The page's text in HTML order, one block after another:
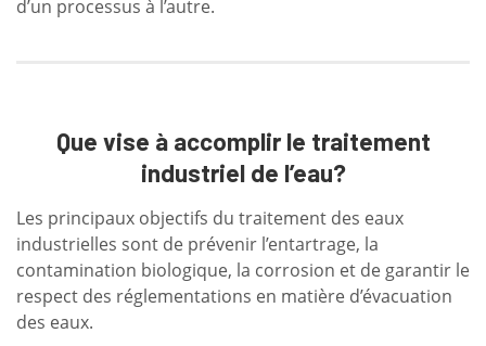
d’un processus à l’autre.
Que vise à accomplir le traitement
industriel de l’eau?
Les principaux objectifs du traitement des eaux
industrielles sont de prévenir l’entartrage, la
contamination biologique, la corrosion et de garantir le
respect des réglementations en matière d’évacuation
des eaux.